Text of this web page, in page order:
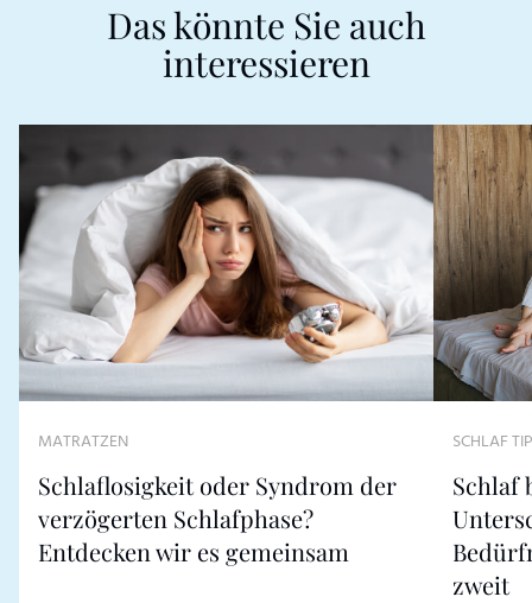
Das könnte Sie auch
interessieren
MATRATZEN
Schlaflosigkeit oder Syndrom der
verzögerten Schlafphase?
Entdecken wir es gemeinsam
SCHLAF
Schlaf
zweit